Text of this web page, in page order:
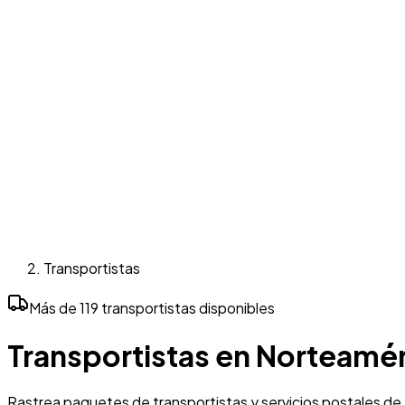
Transportistas
Más de 119 transportistas disponibles
Transportistas en